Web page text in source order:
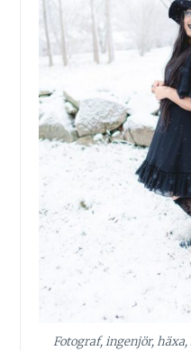
Fotograf, ingenjör,